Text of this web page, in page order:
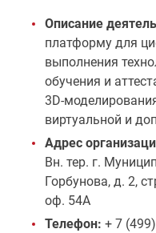
Описание
платформу для
выполнения
обучения и
3D-
виртуальной и
Адрес
Вн. тер. г.
Горбунова, д. 2,
оф. 54А
Телефон: + 7